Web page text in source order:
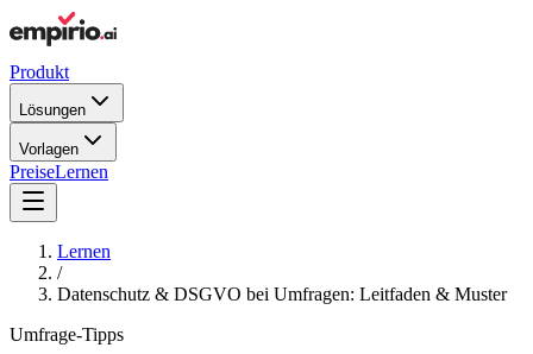
Produkt
Lösungen
Vorlagen
PreiseLernen
Lernen
/
Datenschutz & DSGVO bei Umfragen: Leitfaden & Muster
Umfrage-Tipps